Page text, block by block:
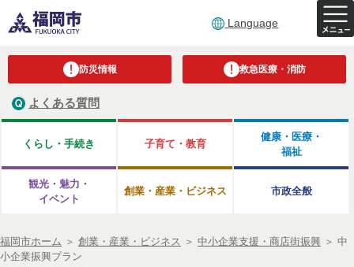
Language
防災情報 救急医療・消防
よくある質問
くらし・手続き 子育て・教育
健康・医療・
福祉
観光・魅力・
イベント
創業・産業・ビジネス 市政全般
福岡市ホーム ＞ 創業・産業・ビジネス ＞ 中小企業支援・商店街振興 ＞ 中
小企業振興プラン